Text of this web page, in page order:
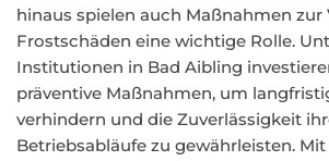
hinaus spielen auch Maßnahmen zur
Frostschäden eine wichtige Rolle.
Institutionen in Bad Aibling
präventive Maßnahmen, um
verhindern und die Zuverlässigkeit
Betriebsabläufe zu gewährleisten.